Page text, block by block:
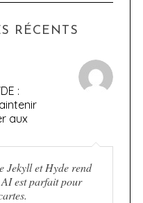
RÉCENTS
:
aux
Jekyll et Hyde rend
est parfait pour